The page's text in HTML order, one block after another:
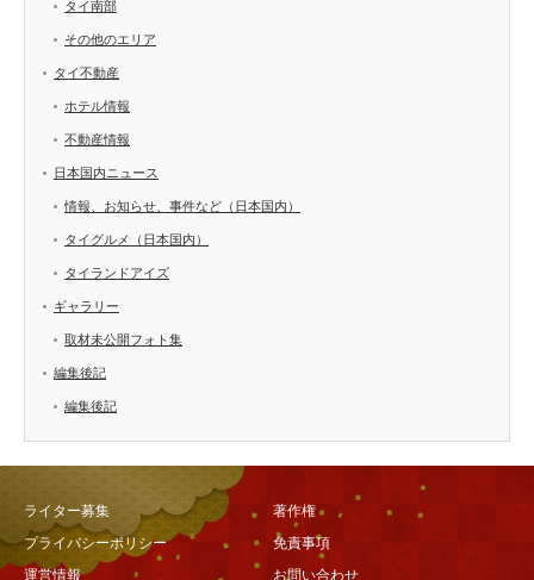
タイ南部
その他のエリア
タイ不動産
ホテル情報
不動産情報
日本国内ニュース
情報、お知らせ、事件など（日本国内）
タイグルメ（日本国内）
タイランドアイズ
ギャラリー
取材未公開フォト集
編集後記
編集後記
ライター募集
著作権
プライバシーポリシー
免責事項
運営情報
お問い合わせ